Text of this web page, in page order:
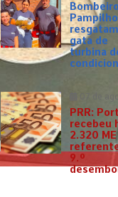
resgatam
gata de
turbina
PRR:
recebeu
2.320 ME
9.º